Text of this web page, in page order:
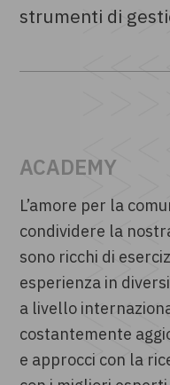
strumenti di
ACADEMY
L’amore per la
condividere la
sono ricchi di
esperienza in
a livello
costantemente
e approcci con la